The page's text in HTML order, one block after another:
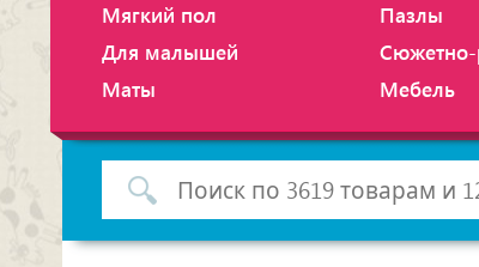
Мягкий пол
Для малышей
Маты
Пазлы
Сюжетно-
Мебель